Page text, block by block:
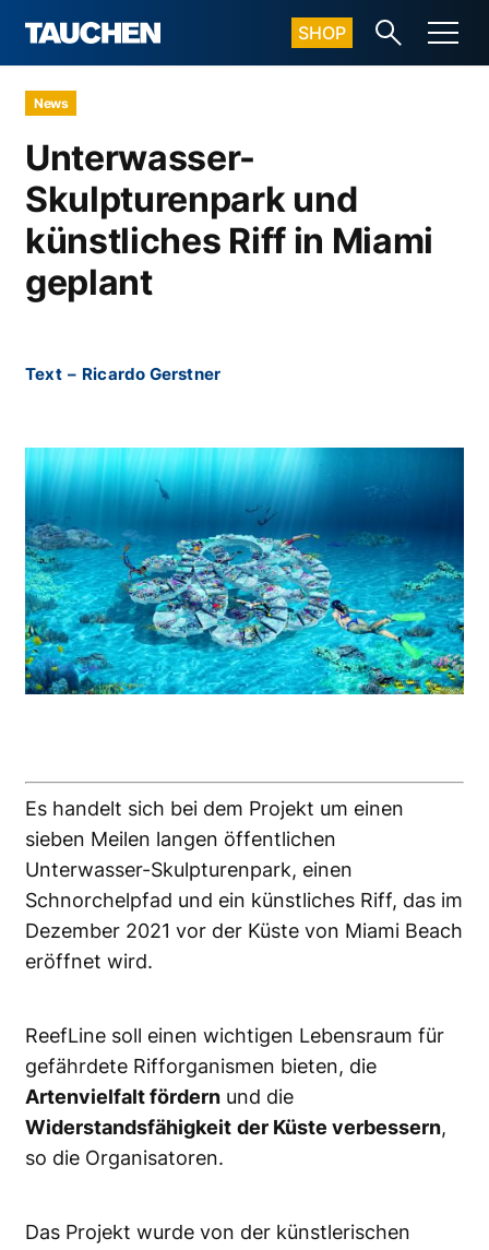
SHOP
News
Unterwasser-
Skulpturenpark und
künstliches Riff in Miami
geplant
Text – Ricardo Gerstner
Es handelt sich bei dem Projekt um einen
sieben Meilen langen öffentlichen
Unterwasser-Skulpturenpark, einen
Schnorchelpfad und ein künstliches Riff, das im
Dezember 2021 vor der Küste von Miami Beach
eröffnet wird.
ReefLine soll einen wichtigen Lebensraum für
gefährdete Rifforganismen bieten, die
Artenvielfalt fördern und die
Widerstandsfähigkeit der Küste verbessern,
so die Organisatoren.
Das Projekt wurde von der künstlerischen